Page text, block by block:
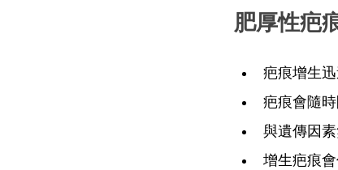
肥厚性疤
疤痕增生
疤痕會隨
與遺傳因
增生疤痕